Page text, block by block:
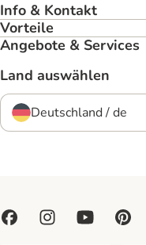
Info & Kontakt
Vorteile
Angebote & Services
Land auswählen
Deutschland / de